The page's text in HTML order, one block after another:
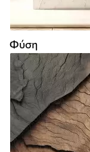
Φύση